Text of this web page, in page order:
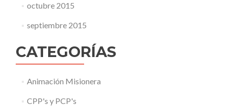
octubre 2015
septiembre 2015
CATEGORÍAS
Animación Misionera
CPP's y PCP's